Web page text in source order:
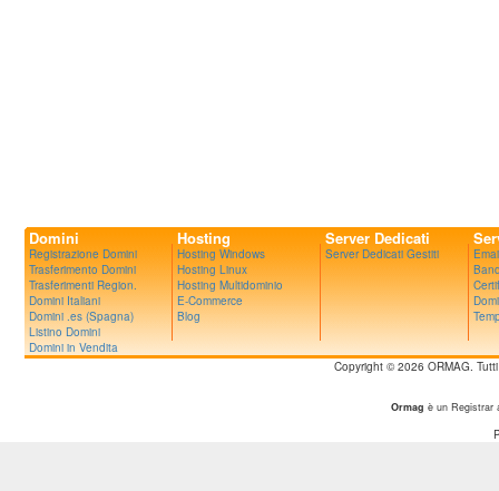
Domini Hosting Server Dedicati
Registrazione Domini
Trasferimento Domini
Trasferimenti Region.
Domini Italiani
Domini .es (Spagna)
Listino Domini
Domini in Vendita
Hosting Windows
Hosting Linux
Hosting Multidominio
E-Commerce
Blog
Server Dedicati Gestiti
Copyright © 2026 ORMAG.
Ormag è un Registrar